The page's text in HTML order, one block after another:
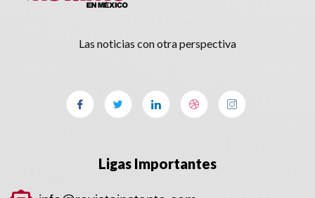
Las noticias con otra perspectiva
Ligas Importantes